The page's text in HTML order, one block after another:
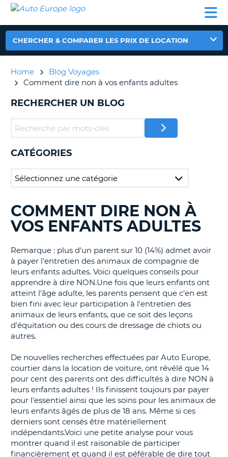
LOCATION
VOITURE
CAMPING-
CAR
CLIENT
AUTO
EUROPE
LOCATION
VOITURE
CAR
PARTENAIRES
CLIENT
COMPTE
GÉRER
MA
CHERCHER & COMPARER LES PRIX DE LOCATION
Home
Blog Voyages
Comment dire non à vos enfants adultes
RECHERCHER UN BLOG
CATÉGORIES
RECHERCHER
DES
BLOGS......
COMMENT DIRE NON À
VOS ENFANTS ADULTES
Remarque : plus d'un parent sur 10 (14%) admet avoir
à payer l'entretien des animaux de compagnie de
leurs enfants adultes. Voici quelques conseils pour
apprendre à dire NON.Une fois que leurs enfants ont
atteint l'âge adulte, les parents pensent que c'en est
bien fini avec leur participation à l'entretien des
animaux de leurs enfants, que ce soit des leçons
d'équitation ou des cours de dressage de chiots ou
autres.
De nouvelles recherches effectuées par Auto Europe,
courtier dans la location de voiture, ont révélé que 14
pour cent des parents ont des difficultés à dire NON à
leurs enfants adultes ! Ils finissent toujours par payer
pour l'essentiel ainsi que les soins pour les animaux de
leurs enfants âgés de plus de 18 ans. Même si ces
derniers sont censés être matériellement
indépendants.Voici une petite analyse pour vous
montrer quand il est raisonable de participer
financièrement et quand il est péférable de dire tout